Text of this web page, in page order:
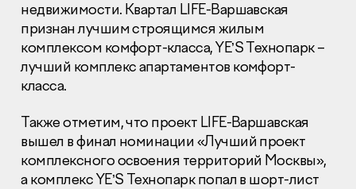
Раскрытие информации
Правовая информация
Сообщить о коррупции
недвижимости. Квартал LIFE-Варшавская
признан лучшим строящимся жилым
комплексом комфорт-класса, YE’S Технопарк –
лучший комплекс апартаментов комфорт-
класса.
Также отметим, что проект LIFE-Варшавская
вышел в финал номинации «Лучший проект
комплексного освоения территорий Москвы»,
а комплекс YE’S Технопарк попал в шорт-лист